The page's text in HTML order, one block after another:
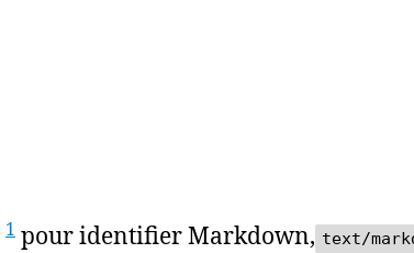
1 pour identifier Markdown, text/